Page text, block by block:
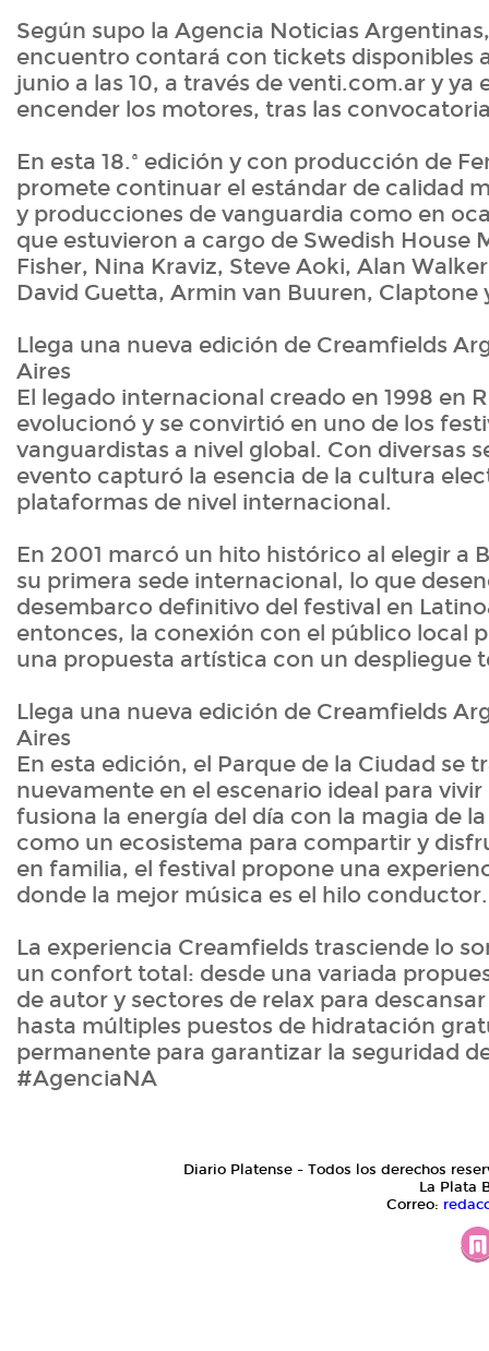
Según supo la Agencia Noticias
encuentro contará con tickets disponibles
junio a las 10, a través de venti.com.ar y ya
encender los motores, tras las
En esta 18.ª edición y con producción de
promete continuar el estándar de calidad
y producciones de vanguardia como en
que estuvieron a cargo de Swedish House
Fisher, Nina Kraviz, Steve Aoki, Alan
David Guetta, Armin van Buuren, Claptone
Llega una nueva edición de Creamfields
Aires
El legado internacional creado en 1998 en
evolucionó y se convirtió en uno de los
vanguardistas a nivel global. Con diversas
evento capturó la esencia de la cultura
plataformas de nivel internacional.
En 2001 marcó un hito histórico al elegir a
su primera sede internacional, lo que
desembarco definitivo del festival en
entonces, la conexión con el público local
una propuesta artística con un despliegue
Llega una nueva edición de Creamfields
Aires
En esta edición, el Parque de la Ciudad se
nuevamente en el escenario ideal para
fusiona la energía del día con la magia de
como un ecosistema para compartir y
en familia, el festival propone una
donde la mejor música es el hilo
La experiencia Creamfields trasciende lo
un confort total: desde una variada
de autor y sectores de relax para
hasta múltiples puestos de hidratación
permanente para garantizar la seguridad
#AgenciaNA
Diario Platense - Todos los derechos
La Plata
Correo: